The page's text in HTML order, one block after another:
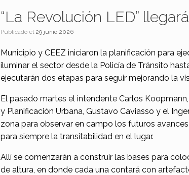
“La Revolución LED”
Publicado el 29 junio 2026
Municipio y CEEZ iniciaron la planificación para
iluminar el sector desde la Policía de Tránsito
ejecutarán dos etapas para seguir mejorando la
El pasado martes el intendente Carlos
y Planificación Urbana, Gustavo Caviasso y el
zona para observar en campo los futuros
para siempre la transitabilidad en el lugar.
Allí se comenzarán a construir las bases para
de altura, en donde cada una contará con